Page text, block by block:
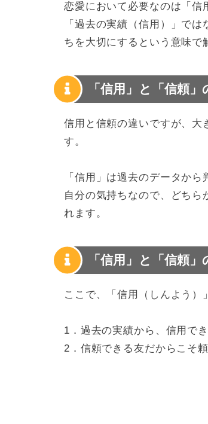
恋愛において必要なのは「信
「過去の実績（信用）」で
ちを大切にするという意味で
「信用」と「信頼」
信用と信頼の違いですが、大
す。
「信用」は過去のデータか
自分の気持ちなので、どち
れます。
「信用」と「信頼
ここで、「信用（しんよう）
1．過去の実績から、信用で
2．信頼できる友だからこそ頼